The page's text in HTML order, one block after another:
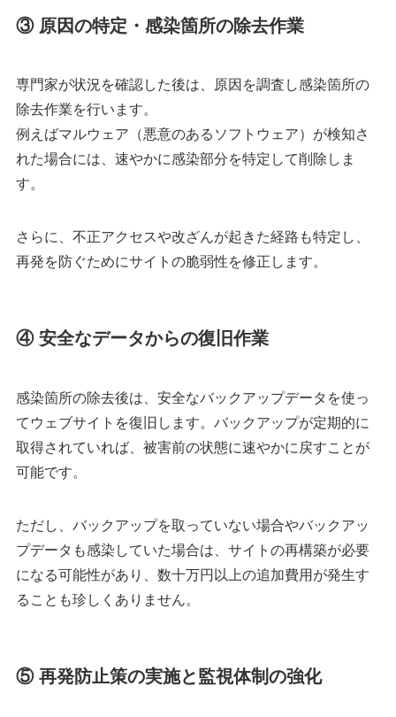
③ 原因の特定・感染箇所の除去作業
専門家が状況を確認した後は、原因を調査し感染箇所の
除去作業を行います。
例えばマルウェア（悪意のあるソフトウェア）が検知さ
れた場合には、速やかに感染部分を特定して削除しま
す。
さらに、不正アクセスや改ざんが起きた経路も特定し、
再発を防ぐためにサイトの脆弱性を修正します。
④ 安全なデータからの復旧作業
感染箇所の除去後は、安全なバックアップデータを使っ
てウェブサイトを復旧します。バックアップが定期的に
取得されていれば、被害前の状態に速やかに戻すことが
可能です。
ただし、バックアップを取っていない場合やバックアッ
プデータも感染していた場合は、サイトの再構築が必要
になる可能性があり、数十万円以上の追加費用が発生す
ることも珍しくありません。
⑤ 再発防止策の実施と監視体制の強化